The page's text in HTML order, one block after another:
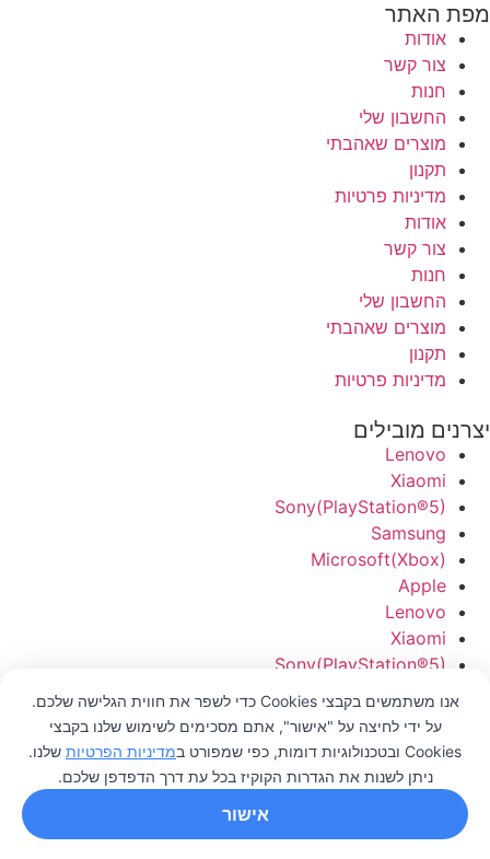
מפת האתר
אודות
צור קשר
חנות
החשבון שלי
מוצרים שאהבתי
תקנון
מדיניות פרטיות
אודות
צור קשר
חנות
החשבון שלי
מוצרים שאהבתי
תקנון
מדיניות פרטיות
יצרנים מובילים
Lenovo
Xiaomi
Sony(PlayStation®5)
Samsung
Microsoft(Xbox)
Apple
Lenovo
Xiaomi
Sony(PlayStation®5)
Microsoft(Xbox)
Apple
דרכים ליצירת קשר
מוזמנים לכוס קפה
0
אנו משתמשים בקבצי Cookies כדי לשפר את חווית הגלישה שלכם.
על ידי לחיצה על "אישור", אתם מסכימים לשימוש שלנו בקבצי
Cookies ובטכנולוגיות דומות, כפי שמפורט ב
מדיניות הפרטיות שלנו.
ניתן לשנות את הגדרות הקוקיז בכל עת דרך הדפדפן שלכם.
אישור